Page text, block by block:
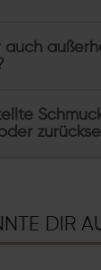
auch
DIR